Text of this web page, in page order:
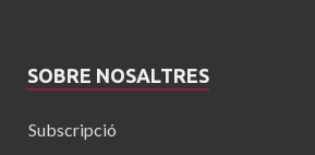
SOBRE NOSALTRES
Subscripció